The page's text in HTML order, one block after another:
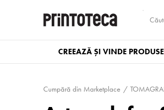
CREEAZĂ ȘI VINDE PRODUSE
Cumpără din Marketplace